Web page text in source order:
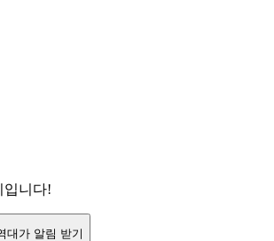
입니다!
대가 알림 받기